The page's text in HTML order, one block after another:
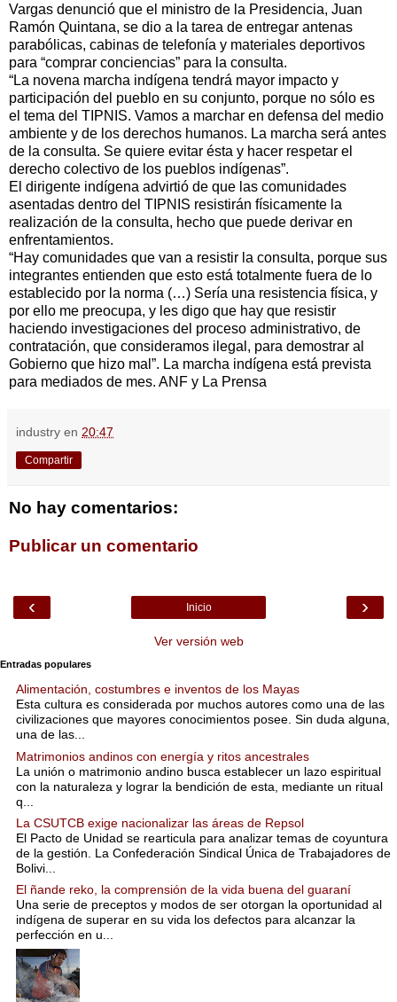
Vargas denunció que el ministro de la Presidencia, Juan
Ramón Quintana, se dio a la tarea de entregar antenas
parabólicas, cabinas de telefonía y materiales deportivos
para “comprar conciencias” para la consulta.
“La novena marcha indígena tendrá mayor impacto y
participación del pueblo en su conjunto, porque no sólo es
el tema del TIPNIS. Vamos a marchar en defensa del medio
ambiente y de los derechos humanos. La marcha será antes
de la consulta. Se quiere evitar ésta y hacer respetar el
derecho colectivo de los pueblos indígenas”.
El dirigente indígena advirtió de que las comunidades
asentadas dentro del TIPNIS resistirán físicamente la
realización de la consulta, hecho que puede derivar en
enfrentamientos.
“Hay comunidades que van a resistir la consulta, porque sus
integrantes entienden que esto está totalmente fuera de lo
establecido por la norma (…) Sería una resistencia física, y
por ello me preocupa, y les digo que hay que resistir
haciendo investigaciones del proceso administrativo, de
contratación, que consideramos ilegal, para demostrar al
Gobierno que hizo mal”. La marcha indígena está prevista
para mediados de mes. ANF y La Prensa
industry en 20:47
Compartir
No hay comentarios:
Publicar un comentario
‹ ›
Inicio
Ver versión web
Entradas populares
Alimentación, costumbres e inventos de los Mayas
Esta cultura es considerada por muchos autores como una de las
civilizaciones que mayores conocimientos posee. Sin duda alguna,
una de las...
Matrimonios andinos con energía y ritos ancestrales
La unión o matrimonio andino busca establecer un lazo espiritual
con la naturaleza y lograr la bendición de esta, mediante un ritual
q...
La CSUTCB exige nacionalizar las áreas de Repsol
El Pacto de Unidad se rearticula para analizar temas de coyuntura
de la gestión. La Confederación Sindical Única de Trabajadores de
Bolivi...
El ñande reko, la comprensión de la vida buena del guaraní
Una serie de preceptos y modos de ser otorgan la oportunidad al
indígena de superar en su vida los defectos para alcanzar la
perfección en u...